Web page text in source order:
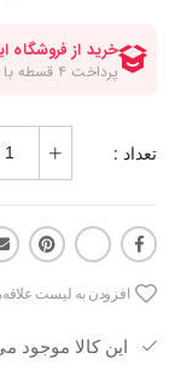
تعداد :
افزودن به لیست
این کالا موجود